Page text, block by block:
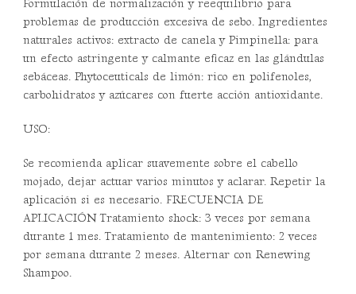
Formulación de normalización y reequilibrio para
problemas de producción excesiva de sebo. Ingredientes
naturales activos: extracto de canela y Pimpinella: para
un efecto astringente y calmante eficaz en las glándulas
sebáceas. Phytoceuticals de limón: rico en polifenoles,
carbohidratos y azúcares con fuerte acción antioxidante.
USO:
Se recomienda aplicar suavemente sobre el cabello
mojado, dejar actuar varios minutos y aclarar. Repetir la
aplicación si es necesario. FRECUENCIA DE
APLICACIÓN Tratamiento shock: 3 veces por semana
durante 1 mes. Tratamiento de mantenimiento: 2 veces
por semana durante 2 meses. Alternar con Renewing
Shampoo.